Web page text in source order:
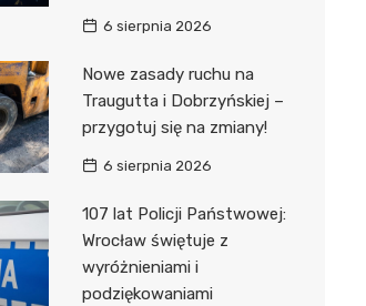
6 sierpnia 2026
Nowe zasady ruchu na
Traugutta i Dobrzyńskiej –
przygotuj się na zmiany!
6 sierpnia 2026
107 lat Policji Państwowej:
Wrocław świętuje z
wyróżnieniami i
podziękowaniami